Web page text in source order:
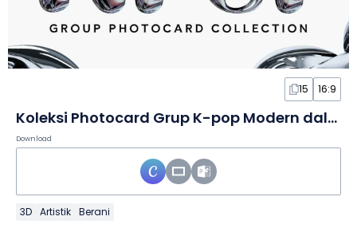
15 16:9
Koleksi Photocard Grup K-pop Modern dalam Slide
Download
3D Artistik Berani